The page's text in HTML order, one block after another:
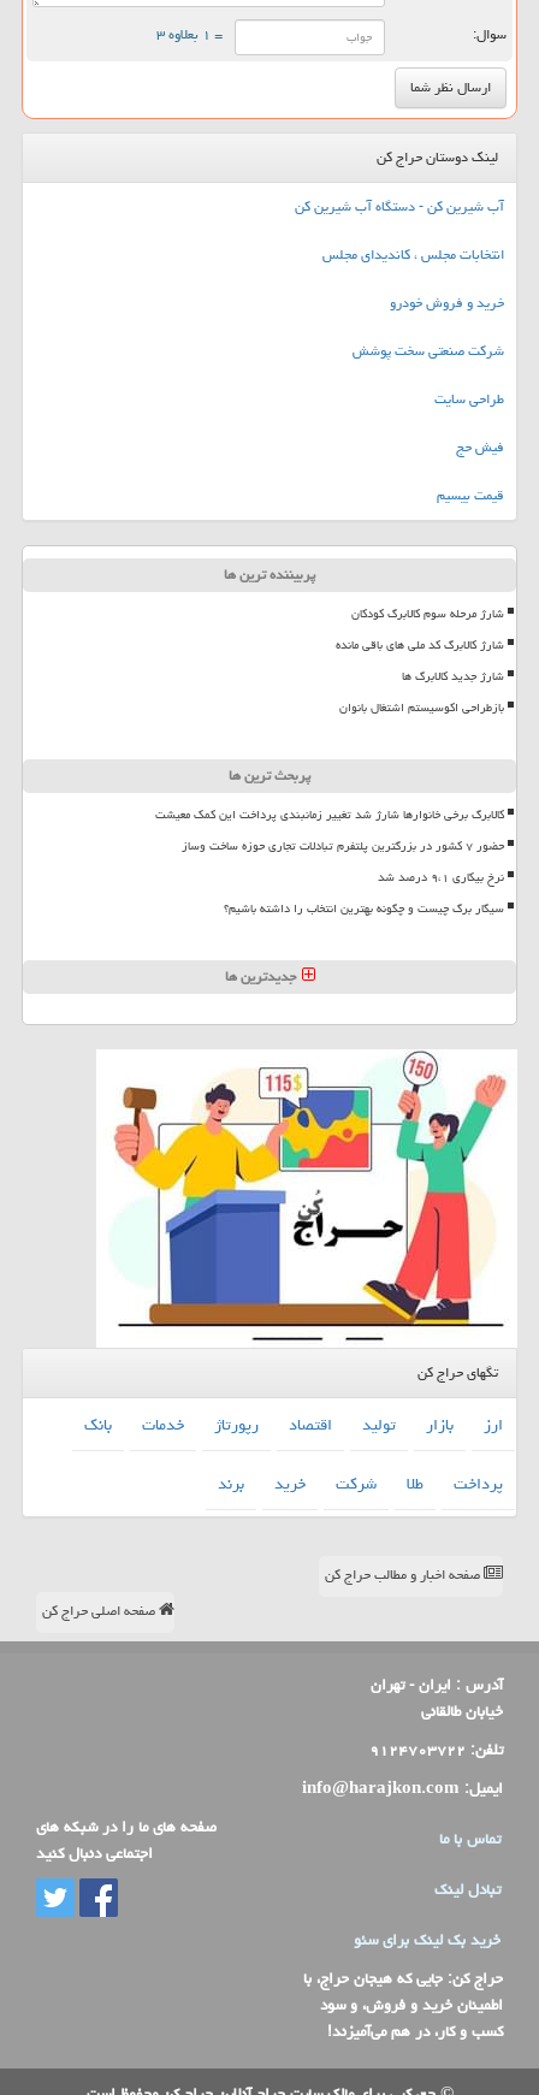
سوال: = ۱ بعلاوه ۳
لینک دوستان حراج کن
آب شیرین کن - دستگاه آب شیرین کن
انتخابات مجلس ، کاندیدای مجلس
خرید و فروش خودرو
شرکت صنعتی سخت پوشش
طراحی سایت
فیش حج
قیمت بیسیم
پربیننده ترین ها
شارژ مرحله سوم کالابرگ کودکان
شارژ کالابرگ کد ملی های باقی مانده
شارژ جدید کالابرگ ها
بازطراحی اکوسیستم اشتغال بانوان
پربحث ترین ها
کالابرگ برخی خانوارها شارژ شد تغییر زمانبندی پرداخت این کمک معیشت
حضور ۷ کشور در بزرگترین پلتفرم تبادلات تجاری حوزه ساخت وساز
نرخ بیکاری ۹،۱ درصد شد
سیگار برگ چیست و چگونه بهترین انتخاب را داشته باشیم؟
جدیدترین ها
تگهای حراج کن
ارز بازار تولید اقتصاد رپورتاژ خدمات
بانك
پرداخت
طلا شركت خرید برند
صفحه اخبار و مطالب حراج کن
صفحه اصلی حراج کن
آدرس : ایران - تهران
خیابان طالقانی
تلفن: ۹۱۲۴۷۰۳۷۲۲
ایمیل: info@harajkon.com
تماس با ما
تبادل لینک
خرید بک لینک برای سئو
حراج کن: جایی که هیجان حراج، با
اطمینان خرید و فروش، و سود
کسب و کار، در هم می‌آمیزند!
صفحه های ما را در شبکه های
اجتماعی دنبال کنید